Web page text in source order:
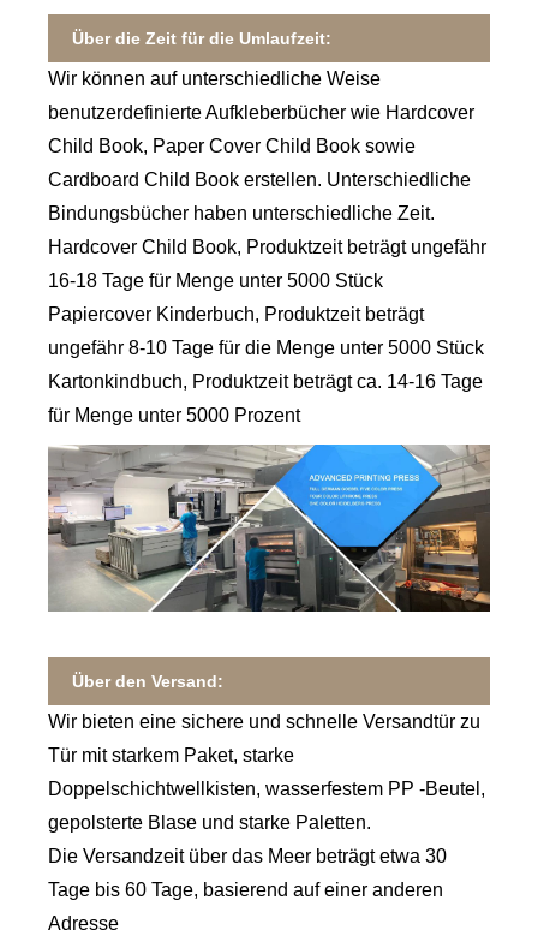
Über die Zeit für die Umlaufzeit:
Wir können auf unterschiedliche Weise
benutzerdefinierte Aufkleberbücher wie Hardcover
Child Book, Paper Cover Child Book sowie
Cardboard Child Book erstellen. Unterschiedliche
Bindungsbücher haben unterschiedliche Zeit.
Hardcover Child Book, Produktzeit beträgt ungefähr
16-18 Tage für Menge unter 5000 Stück
Papiercover Kinderbuch, Produktzeit beträgt
ungefähr 8-10 Tage für die Menge unter 5000 Stück
Kartonkindbuch, Produktzeit beträgt ca. 14-16 Tage
für Menge unter 5000 Prozent
Über den Versand:
Wir bieten eine sichere und schnelle Versandtür zu
Tür mit starkem Paket, starke
Doppelschichtwellkisten, wasserfestem PP -Beutel,
gepolsterte Blase und starke Paletten.
Die Versandzeit über das Meer beträgt etwa 30
Tage bis 60 Tage, basierend auf einer anderen
Adresse